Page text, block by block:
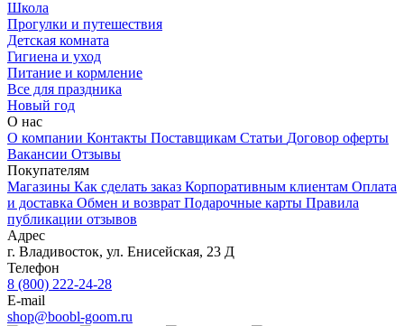
Школа
Прогулки и путешествия
Детская комната
Гигиена и уход
Питание и кормление
Все для праздника
Новый год
О нас
О компании Контакты Поставщикам Статьи Договор оферты
Вакансии Отзывы
Покупателям
Магазины Как сделать заказ Корпоративным клиентам Оплата
и доставка Обмен и возврат Подарочные карты Правила
публикации отзывов
Адрес
г. Владивосток, ул. Енисейская, 23 Д
Телефон
8 (800) 222-24-28
E-mail
shop@boobl-goom.ru